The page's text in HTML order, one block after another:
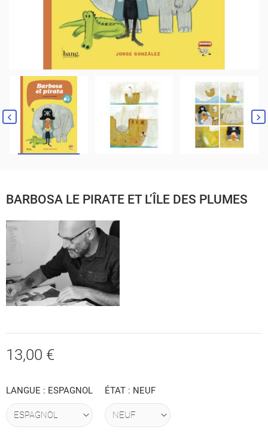
BARBOSA LE PIRATE ET L’ÎLE DES PLUMES
13,00 €
LANGUE : ESPAGNOL ÉTAT : NEUF